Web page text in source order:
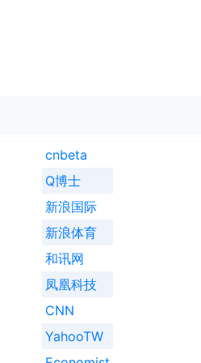
cnbeta
Q博士
新浪国际
新浪体育
和讯网
凤凰科技
CNN
YahooTW